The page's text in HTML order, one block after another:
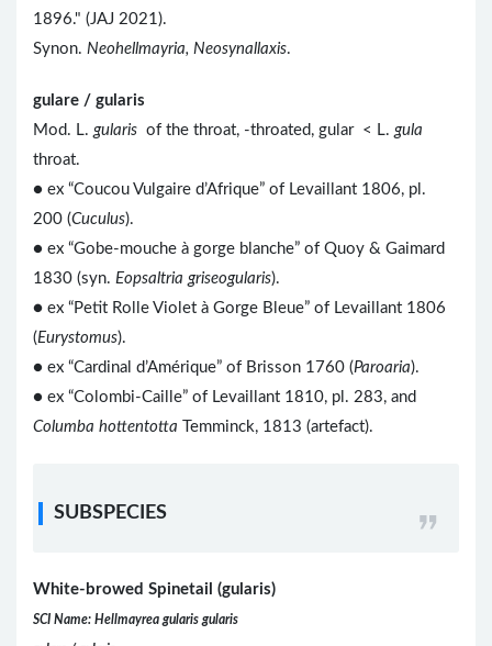
1896." (JAJ 2021).
Synon. Neohellmayria, Neosynallaxis.
gulare / gularis
Mod. L. gularis of the throat, -throated, gular < L. gula
throat.
● ex “Coucou Vulgaire d’Afrique” of Levaillant 1806, pl.
200 (Cuculus).
● ex “Gobe-mouche à gorge blanche” of Quoy & Gaimard
1830 (syn. Eopsaltria griseogularis).
● ex “Petit Rolle Violet à Gorge Bleue” of Levaillant 1806
(Eurystomus).
● ex “Cardinal d’Amérique” of Brisson 1760 (Paroaria).
● ex “Colombi-Caille” of Levaillant 1810, pl. 283, and
Columba hottentotta Temminck, 1813 (artefact).
SUBSPECIES
White-browed Spinetail (gularis)
SCI Name: Hellmayrea gularis gularis